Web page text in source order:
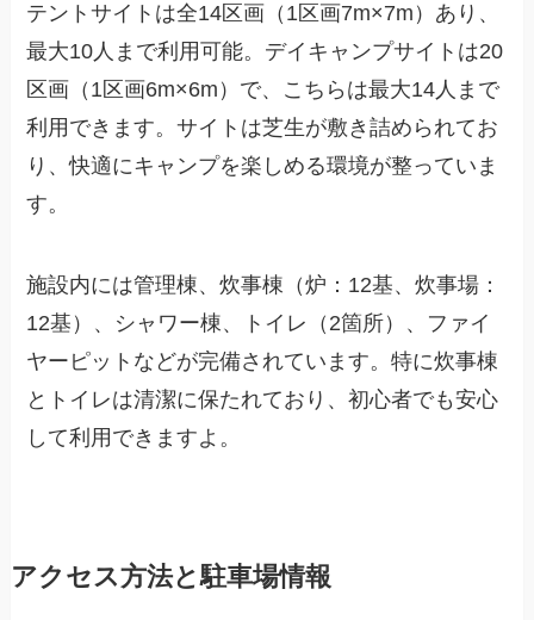
テントサイトは全14区画（1区画7m×7m）あり、
最大10人まで利用可能。デイキャンプサイトは20
区画（1区画6m×6m）で、こちらは最大14人まで
利用できます。サイトは芝生が敷き詰められてお
り、快適にキャンプを楽しめる環境が整っていま
す。
施設内には管理棟、炊事棟（炉：12基、炊事場：
12基）、シャワー棟、トイレ（2箇所）、ファイ
ヤーピットなどが完備されています。特に炊事棟
とトイレは清潔に保たれており、初心者でも安心
して利用できますよ。
アクセス方法と駐車場情報